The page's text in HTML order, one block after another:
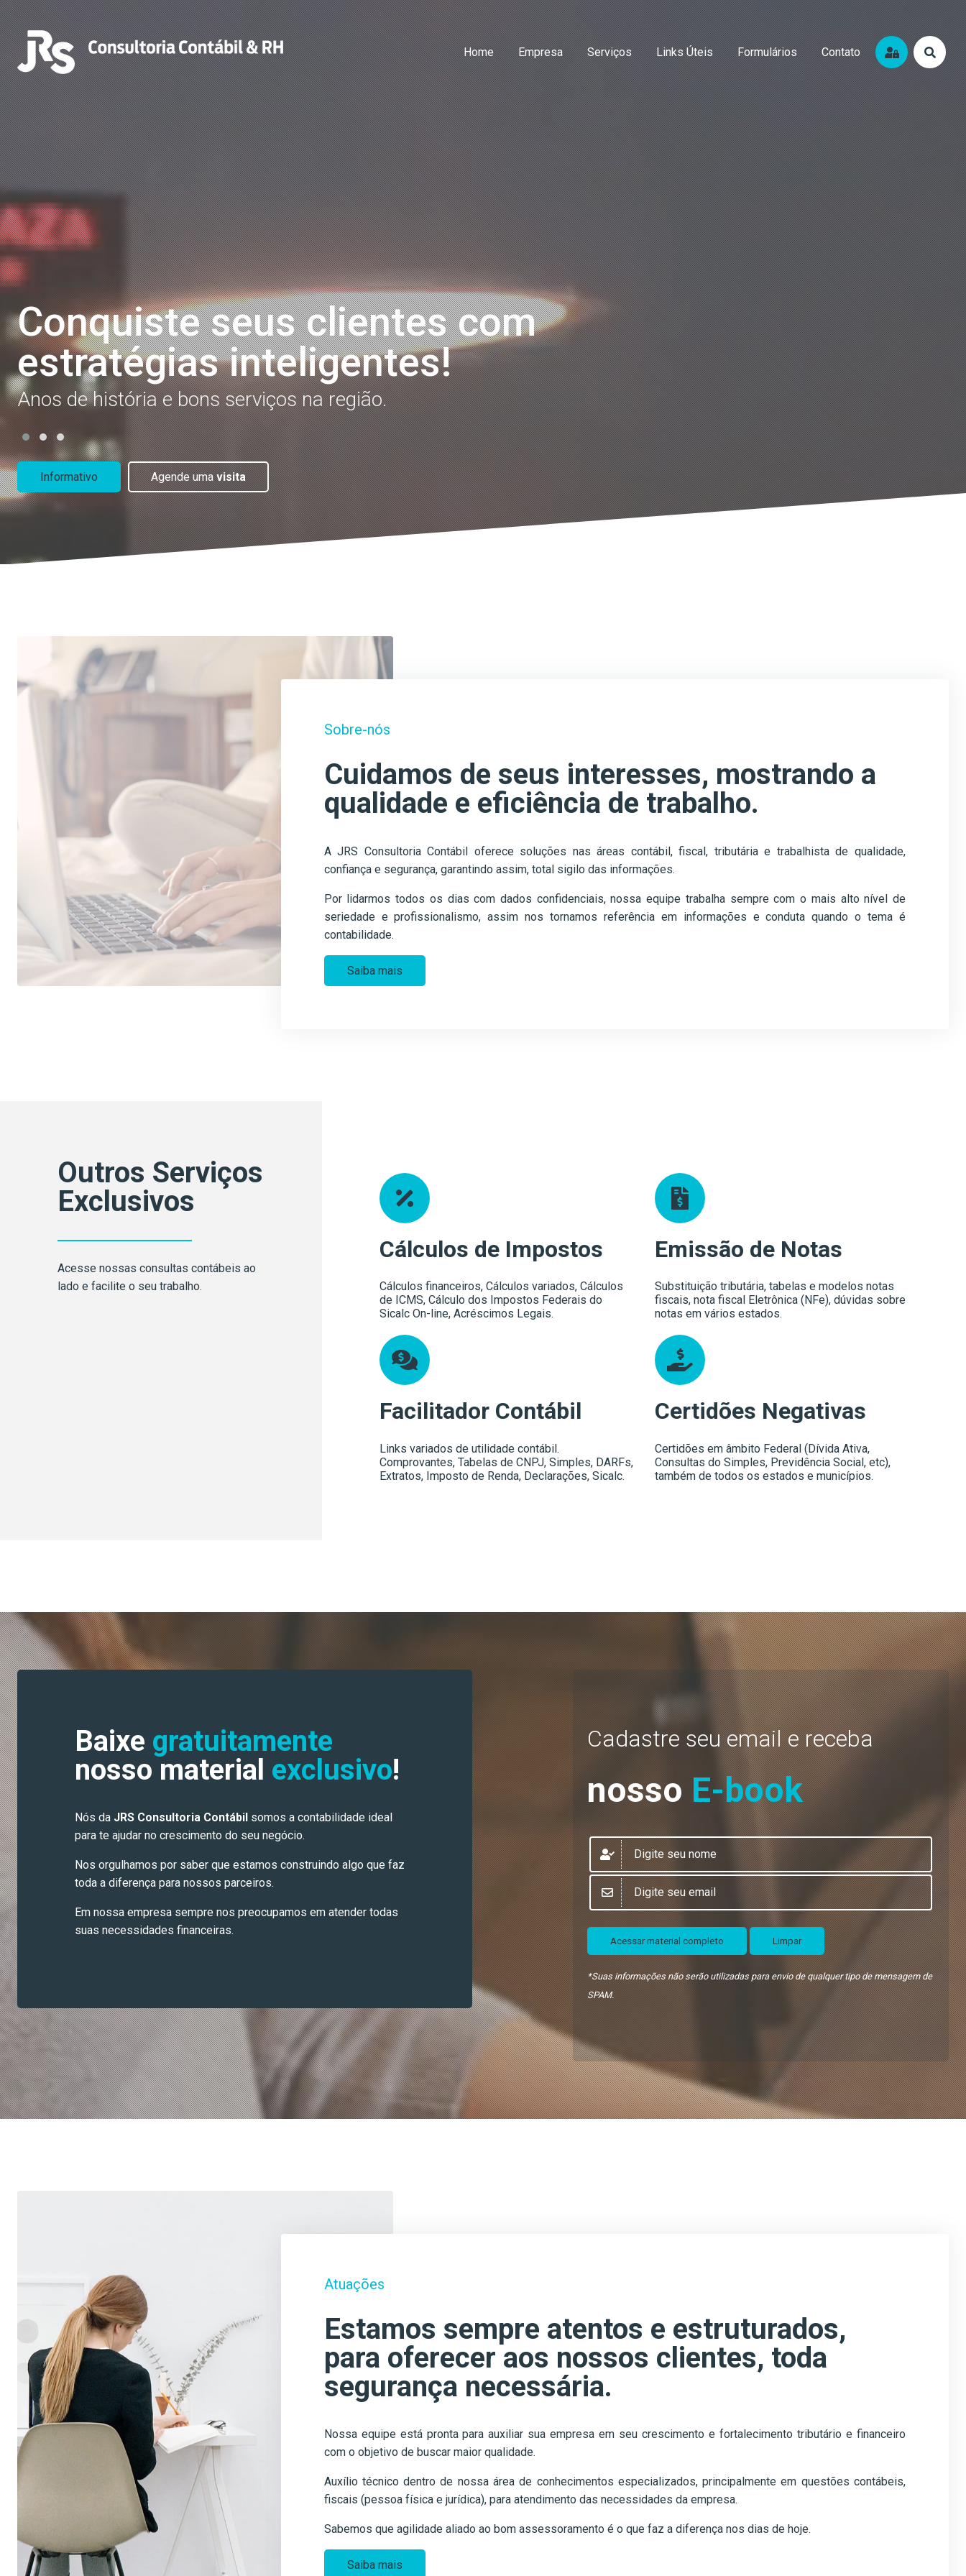
Home Empresa Serviços Links Úteis Formulários Contato
Conquiste seus clientes com
estratégias inteligentes!
Anos de história e bons serviços na região.
Nosso
Informativo Agende umavisita
Sobre-nós
Cuidamos de seus interesses, mostrando a
qualidade e eficiência de trabalho.
A JRS Consultoria Contábil oferece soluções nas áreas contábil, fiscal, tributária e trabalhista de qualidade,
confiança e segurança, garantindo assim, total sigilo das informações.
Por lidarmos todos os dias com dados confidenciais, nossa equipe trabalha sempre com o mais alto nível de
seriedade e profissionalismo, assim nos tornamos referência em informações e conduta quando o tema é
contabilidade.
Saiba mais
Outros Serviços
Exclusivos
Acesse nossas consultas contábeis ao
lado e facilite o seu trabalho.
Cálculos de Impostos
Cálculos financeiros, Cálculos variados, Cálculos
de ICMS, Cálculo dos Impostos Federais do
Sicalc On-line, Acréscimos Legais.
Emissão de Notas
Substituição tributária, tabelas e modelos notas
fiscais, nota fiscal Eletrônica (NFe), dúvidas sobre
notas em vários estados.
Facilitador Contábil
Links variados de utilidade contábil.
Comprovantes, Tabelas de CNPJ, Simples, DARFs,
Extratos, Imposto de Renda, Declarações, Sicalc.
Certidões Negativas
Certidões em âmbito Federal (Dívida Ativa,
Consultas do Simples, Previdência Social, etc),
também de todos os estados e municípios.
Baixe gratuitamente
nosso material exclusivo!
Nós da JRS Consultoria Contábil somos a contabilidade ideal
para te ajudar no crescimento do seu negócio.
Nos orgulhamos por saber que estamos construindo algo que faz
toda a diferença para nossos parceiros.
Em nossa empresa sempre nos preocupamos em atender todas
suas necessidades financeiras.
Cadastre seu email e receba
nosso E-book
Acessar material completo Limpar
*Suas informações não serão utilizadas para envio de qualquer tipo de mensagem de
SPAM.
Atuações
Estamos sempre atentos e estruturados,
para oferecer aos nossos clientes, toda
segurança necessária.
Nossa equipe está pronta para auxiliar sua empresa em seu crescimento e fortalecimento tributário e financeiro
com o objetivo de buscar maior qualidade.
Auxílio técnico dentro de nossa área de conhecimentos especializados, principalmente em questões contábeis,
fiscais (pessoa física e jurídica), para atendimento das necessidades da empresa.
Sabemos que agilidade aliado ao bom assessoramento é o que faz a diferença nos dias de hoje.
Saiba mais